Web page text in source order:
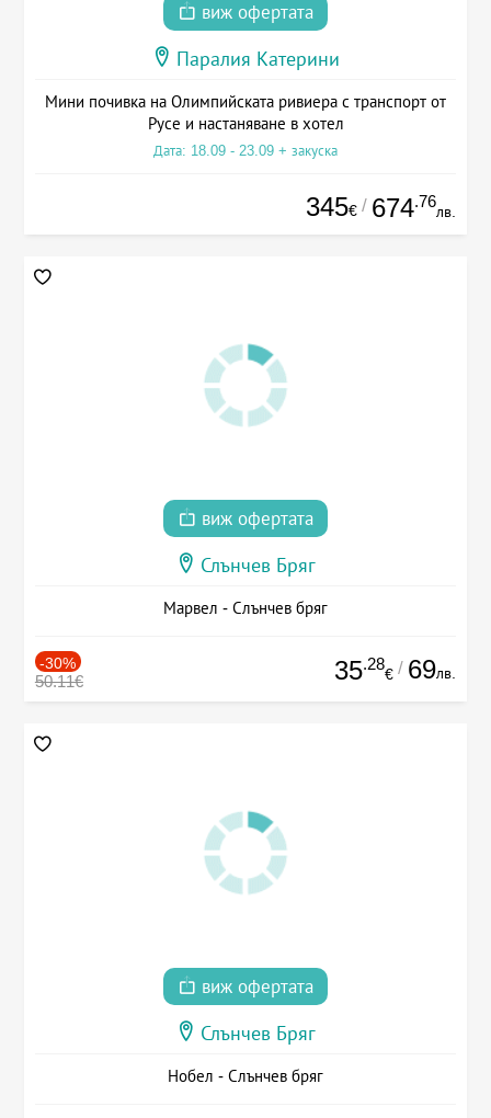
виж офертата
Паралия Катерини
Мини почивка на Олимпийската ривиера с транспорт от
Русе и настаняване в хотел
Дата: 18.09 - 23.09 + закуска
345€ / 674.76
лв.
виж офертата
Слънчев Бряг
Марвел - Слънчев бряг
-30%
50.11€ 35.28
€ / 69лв.
виж офертата
Слънчев Бряг
Нобел - Слънчев бряг